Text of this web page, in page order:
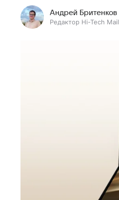
Андрей Бритенков
Редактор Hi-Tech Mail